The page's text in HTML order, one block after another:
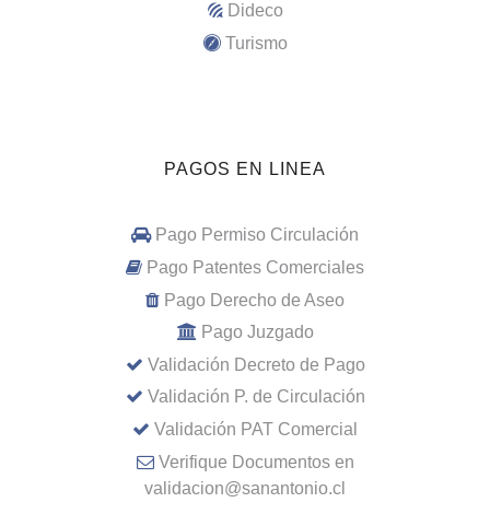
Dideco
Turismo
PAGOS EN LINEA
Pago Permiso Circulación
Pago Patentes Comerciales
Pago Derecho de Aseo
Pago Juzgado
Validación Decreto de Pago
Validación P. de Circulación
Validación PAT Comercial
Verifique Documentos en
validacion@sanantonio.cl